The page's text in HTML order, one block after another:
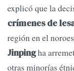
explicó que la
crímenes de
región en el
Jinpingha
otras minorías